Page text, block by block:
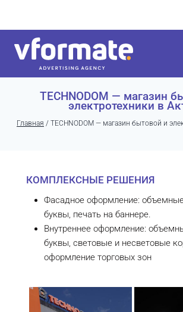
содержанию
TECHNODOM — магазин
электротехники в
Главная / TECHNODOM — магазин бытовой и
КОМПЛЕКСНЫЕ РЕШЕНИЯ
Фасадное оформление:
буквы, печать на баннере.
Внутреннее оформление:
буквы, световые и несветовые
оформление торговых зон